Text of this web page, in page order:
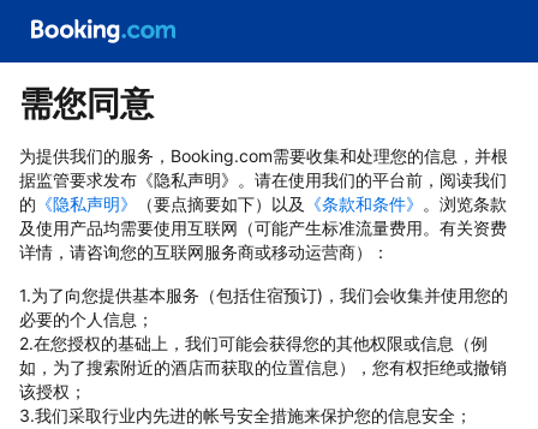
需您同意
为提供我们的服务，Booking.com需要收集和处理您的信息，并根
据监管要求发布《隐私声明》。请在使用我们的平台前，阅读我们
的 《隐私声明》 （要点摘要如下）以及 《条款和条件》 。浏览条款
及使用产品均需要使用互联网（可能产生标准流量费用。有关资费
详情，请咨询您的互联网服务商或移动运营商）：
1.为了向您提供基本服务（包括住宿预订)，我们会收集并使用您的
必要的个人信息；
2.在您授权的基础上，我们可能会获得您的其他权限或信息（例
如，为了搜索附近的酒店而获取的位置信息），您有权拒绝或撤销
该授权；
3.我们采取行业内先进的帐号安全措施来保护您的信息安全；